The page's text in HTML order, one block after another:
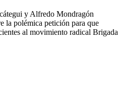
y Alfredo Mondragón
la polémica petición para que
al movimiento radical Brigada